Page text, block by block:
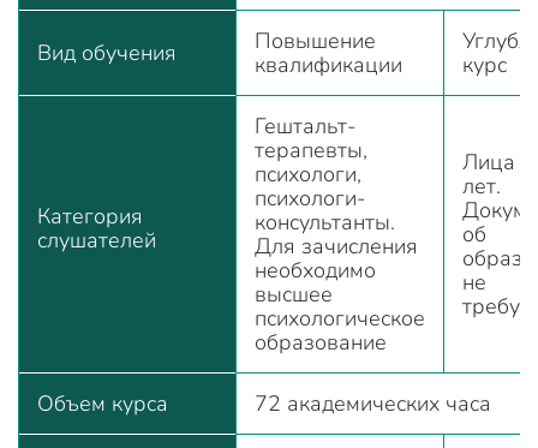
Вид обучения
Повышение
квалификации
курс
Категория
слушателей
Гештальт-
терапевты,
психологи,
психологи-
консультанты.
Для зачисления
необходимо
высшее
психологическое
образование
Лица с
лет.
об
не
Объем курса 72 академических часа